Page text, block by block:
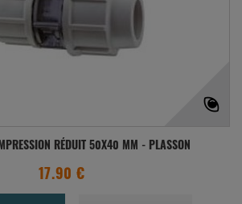
RÉDUIT 50X40 MM - PLASSON
17.90 €